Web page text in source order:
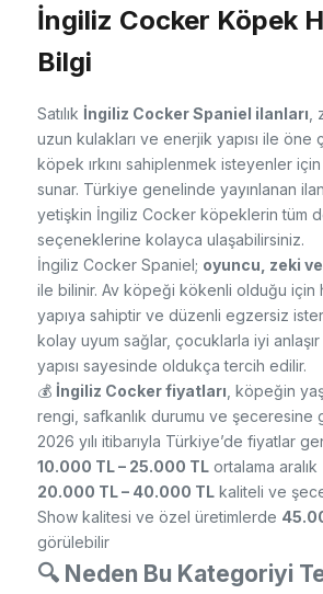
İngiliz Cocker Köpek
Bilgi
Satılık İngiliz Cocker Spaniel ilanları
uzun kulakları ve enerjik yapısı ile öne
köpek ırkını sahiplenmek isteyenler
sunar. Türkiye genelinde yayınlanan
yetişkin İngiliz Cocker köpeklerin tüm
seçeneklerine kolayca ulaşabilirsiniz.
İngiliz Cocker Spaniel; oyuncu, zeki
ile bilinir. Av köpeği kökenli olduğu için
yapıya sahiptir ve düzenli egzersiz
kolay uyum sağlar, çocuklarla iyi
yapısı sayesinde oldukça tercih edilir.
💰 İngiliz Cocker fiyatları , köpeğin
rengi, safkanlık durumu ve şeceresine
2026 yılı itibarıyla Türkiye’de fiyatlar
10.000 TL – 25.000 TL ortalama aralık
20.000 TL – 40.000 TL kaliteli ve
Show kalitesi ve özel üretimlerde
görülebilir
🔍 Neden Bu Kategoriyi